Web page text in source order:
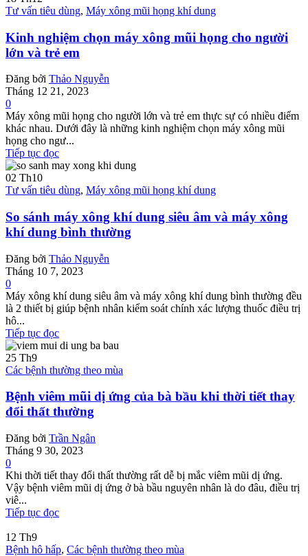
Tư vấn tiêu dùng, Máy xông mũi họng khí dung
Kinh nghiệm chọn máy xông mũi họng cho người
lớn và trẻ em
Đăng bởi Thảo Nguyễn
Tháng 12 21, 2023
0
Máy xông mũi họng cho người lớn và trẻ em thực sự có nhiều điểm
khác nhau. Dưới đây là những kinh nghiệm chọn máy xông mũi
họng cho ngư...
Tiếp tục đọc
02 Th10
Tư vấn tiêu dùng, Máy xông mũi họng khí dung
So sánh máy xông khí dung siêu âm và máy xông
khí dung bình thường
Đăng bởi Thảo Nguyễn
Tháng 10 7, 2023
0
Máy xông khí dung siêu âm và máy xông khí dung bình thường đều
là 2 thiết bị giúp bệnh nhân kiểm soát chính xác lượng thuốc điều trị
hô...
Tiếp tục đọc
25 Th9
Các bệnh thường theo mùa
Bệnh viêm mũi dị ứng của bà bầu khi thời tiết thay
đổi thất thường
Đăng bởi Trần Ngân
Tháng 9 30, 2023
0
Khi thời tiết thay đổi thất thường rất dễ bị mắc viêm mũi dị ứng.
Vậy bệnh viêm mũi dị ứng ở bà bầu nguyên nhân là do đâu, điều trị
viê...
Tiếp tục đọc
12 Th9
Bệnh hô hấp, Các bệnh thường theo mùa